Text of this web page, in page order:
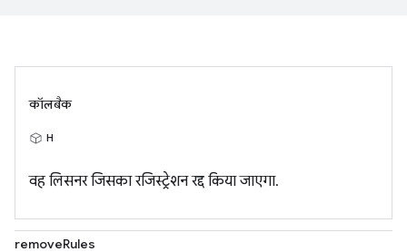
कॉलबैक
H
वह लिसनर जिसका रजिस्ट्रेशन रद्द किया जाएगा.
removeRules